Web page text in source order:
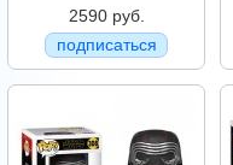
2590 руб.
подписаться